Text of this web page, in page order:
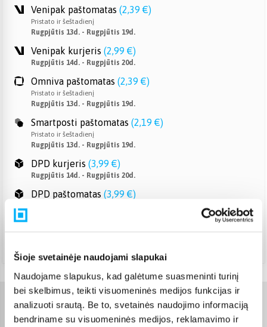
Šioje svetainėje naudojami slapukai
Naudojame slapukus, kad galėtume suasmeninti turinį
bei skelbimus, teikti visuomeninės medijos funkcijas ir
analizuoti srautą. Be to, svetainės naudojimo informaciją
bendriname su visuomeninės medijos, reklamavimo ir
Venipak paštomatas (2,39 €)
Pristato ir šeštadienį
Rugpjūtis 13d. - Rugpjūtis 19d.
Venipak kurjeris (2,99 €)
Rugpjūtis 14d. - Rugpjūtis 20d.
Omniva paštomatas (2,39 €)
Pristato ir šeštadienį
Rugpjūtis 13d. - Rugpjūtis 19d.
Smartposti paštomatas (2,19 €)
Pristato ir šeštadienį
Rugpjūtis 13d. - Rugpjūtis 19d.
DPD kurjeris (3,99 €)
Rugpjūtis 14d. - Rugpjūtis 20d.
DPD paštomatas (3,99 €)
Atsiėmimas Veiverių g. 171, Kaunas (1,99 €)
Charakteristikos